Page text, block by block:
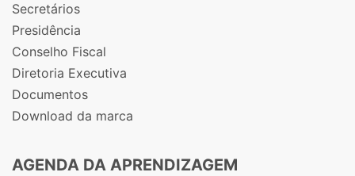
Secretários
Presidência
Conselho Fiscal
Diretoria Executiva
Documentos
Download da marca
AGENDA DA APRENDIZAGEM